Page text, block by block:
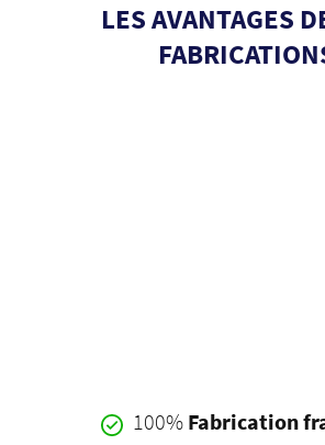
LES AVANTAGES
100% Fabrication